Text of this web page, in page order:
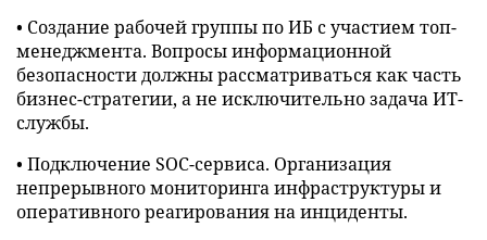
• Создание рабочей группы по ИБ с участием топ-
менеджмента. Вопросы информационной
безопасности должны рассматриваться как часть
бизнес-стратегии, а не исключительно задача ИТ-
службы.
• Подключение SOC-сервиса. Организация
непрерывного мониторинга инфраструктуры и
оперативного реагирования на инциденты.